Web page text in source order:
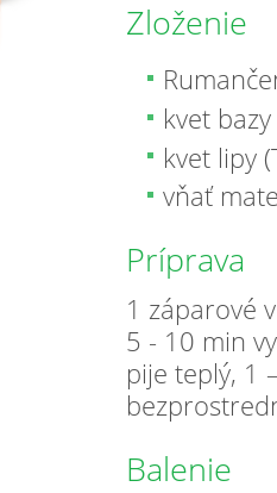
Zloženie
kvet
kvet lipy
vňať
Príprava
1 záparové
5 - 10 min
pije teplý, 1
Balenie